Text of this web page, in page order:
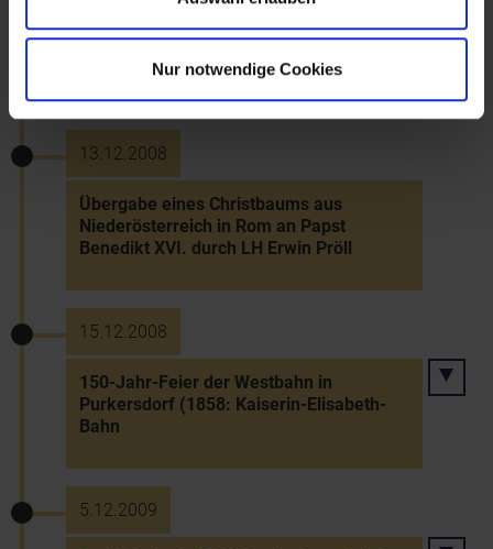
Nur notwendige Cookies
Schengen-Erweiterung: Aufhebung der
Grenzkontrollen u.a. zu Tschechien,
Slowakei und Ungarn
13.12.2008
Übergabe eines Christbaums aus
Niederösterreich in Rom an Papst
Benedikt XVI. durch LH Erwin Pröll
15.12.2008
150-Jahr-Feier der Westbahn in
Purkersdorf (1858: Kaiserin-Elisabeth-
Bahn
5.12.2009